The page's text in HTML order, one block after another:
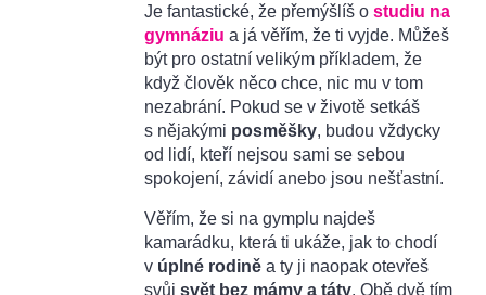
Je fantastické, že přemýšlíš o studiu na
gymnáziu a já věřím, že ti vyjde. Můžeš
být pro ostatní velikým příkladem, že
když člověk něco chce, nic mu v tom
nezabrání. Pokud se v životě setkáš
s nějakými posměšky, budou vždycky
od lidí, kteří nejsou sami se sebou
spokojení, závidí anebo jsou nešťastní.
Věřím, že si na gymplu najdeš
kamarádku, která ti ukáže, jak to chodí
v úplné rodině a ty ji naopak otevřeš
svůj svět bez mámy a táty. Obě dvě tím